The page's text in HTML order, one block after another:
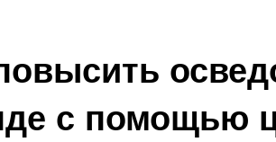
с помощью